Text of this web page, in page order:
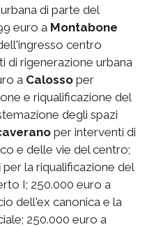
di parte del
euro a Montabone
centro
di rigenerazione urbana
a Calosso per
e riqualificazione del
degli spazi
per interventi di
e delle vie del centro;
per la riqualificazione del
I; 250.000 euro a
dell'ex canonica e la
250.000 euro a